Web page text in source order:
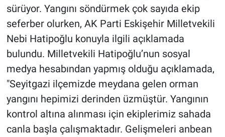
sürüyor. Yangını söndürmek çok sayıda ekip
seferber olurken, AK Parti Eskişehir Milletvekili
Nebi Hatipoğlu konuyla ilgili açıklamada
bulundu. Milletvekili Hatipoğlu’nun sosyal
medya hesabından yapmış olduğu açıklamada,
"Seyitgazi ilçemizde meydana gelen orman
yangını hepimizi derinden üzmüştür. Yangının
kontrol altına alınması için ekiplerimiz sahada
canla başla çalışmaktadır. Gelişmeleri anbean